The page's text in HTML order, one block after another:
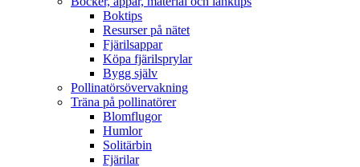
Boktips
Resurser på nätet
Fjärilsappar
Köpa fjärilsprylar
Bygg själv
Pollinatörsövervakning
Träna på pollinatörer
Blomflugor
Humlor
Solitärbin
Fjärilar